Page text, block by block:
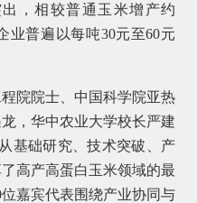
，相较普通玉米增产约
业普遍以每吨30元至60元
院士、中国科学院亚热
，华中农业大学校长严建
基础研究、技术突破、产
高产高蛋白玉米领域的最
嘉宾代表围绕产业协同与